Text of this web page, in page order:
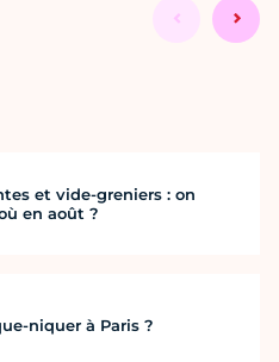
et vide-greniers : on
en août ?
niquer à Paris ?